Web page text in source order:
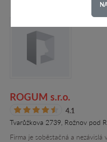
ROGUM s.r.o.
4.1
Tvarůžkova 2739, Rožnov pod
Firma je soběstačná a